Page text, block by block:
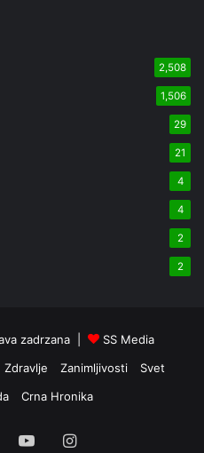
2,508
1,506
29
21
4
4
2
2
zadrzana |
SS Media
Zdravlje Zanimljivosti
Svet
Crna Hronika
YouTubeInstagram